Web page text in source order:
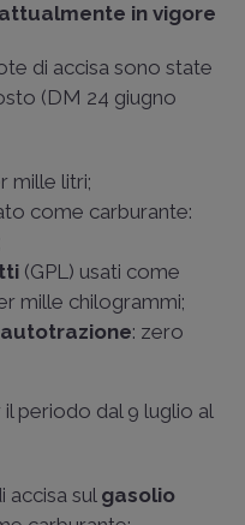
in vigore
di accisa sono state
(DM 24 giugno
mille litri;
come carburante:
(GPL) usati come
mille chilogrammi;
autotrazione: zero
periodo dal 9 luglio al
accisa sul gasolio